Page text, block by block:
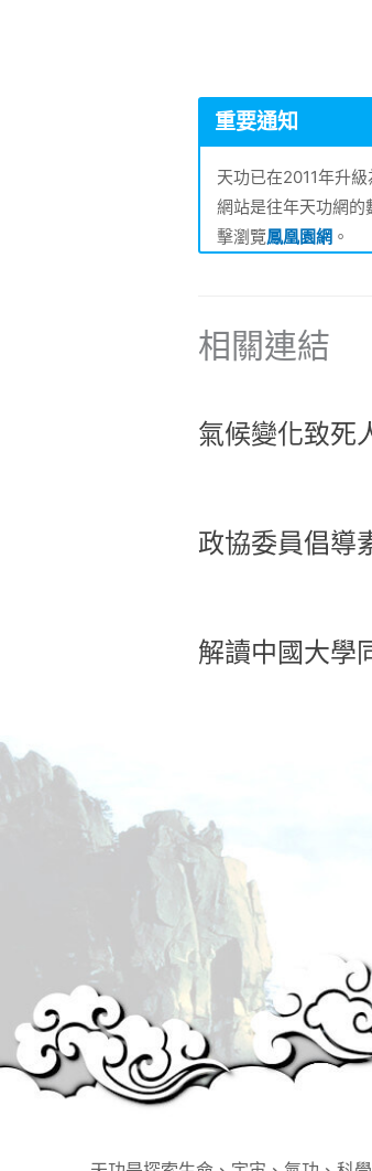
重要通知
天功已在2011年升
網站是往年天功網
擊瀏覽鳳凰園網 。
相關連結
氣候變化致死
政協委員倡導
解讀中國大學